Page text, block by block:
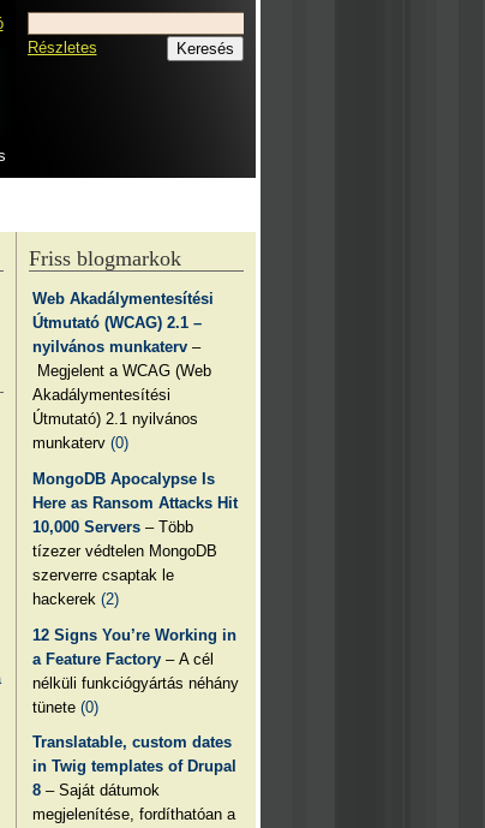
Részletes
Friss blogmarkok
Web Akadálymentesítési
Útmutató (WCAG) 2.1 –
nyilvános munkaterv –
Megjelent a WCAG (Web
Akadálymentesítési
Útmutató) 2.1 nyilvános
munkaterv(0)
MongoDB Apocalypse Is
Here as Ransom Attacks Hit
10,000 Servers – Több
tízezer védtelen MongoDB
szerverre csaptak le
hackerek(2)
12 Signs You’re Working in
a Feature Factory – A cél
nélküli funkciógyártás néhány
tünete(0)
Translatable, custom dates
in Twig templates of Drupal
8 – Saját dátumok
megjelenítése, fordíthatóan a